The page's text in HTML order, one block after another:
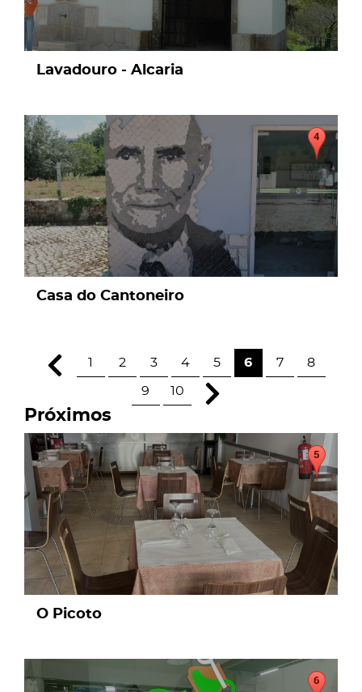
Lavadouro - Alcaria
page
Casa do Cantoneiro
1 2 3 4 5 6 7 8
9 10
Próximos
page
O Picoto